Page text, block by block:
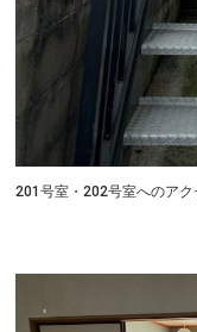
201号室・202号室へのアク